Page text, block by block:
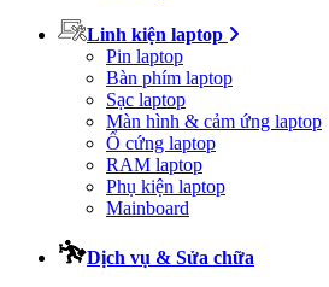
Linh kiện laptop
Pin laptop
Bàn phím laptop
Sạc laptop
Màn hình & cảm ứng laptop
Ổ cứng laptop
RAM laptop
Phụ kiện laptop
Mainboard
Dịch vụ & Sửa chữa